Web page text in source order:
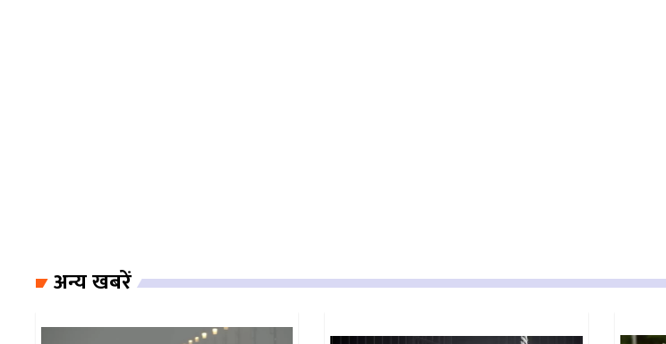
अन्य खबरें